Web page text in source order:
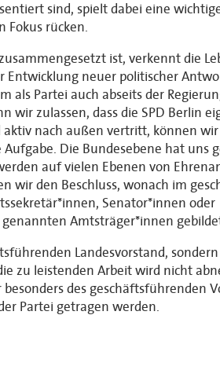
sind, spielt dabei eine
Fokus rücken.
ist, verkennt die
Entwicklung neuer politischer
als Partei auch abseits der
zulassen, dass die SPD Berlin
nach außen vertritt, können
Die Bundesebene hat uns
auf vielen Ebenen von
wir den Beschluss, wonach im
Senator*innen oder
Amtsträger*innen
Landesvorstand,
zu leistenden Arbeit wird nicht
des geschäftsführenden
Partei getragen werden.